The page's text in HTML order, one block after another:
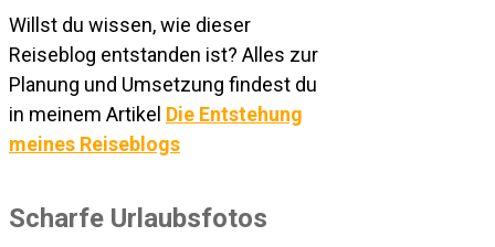
Willst du wissen, wie dieser
Reiseblog entstanden ist? Alles zur
Planung und Umsetzung findest du
in meinem Artikel Die Entstehung
meines Reiseblogs
Scharfe Urlaubsfotos